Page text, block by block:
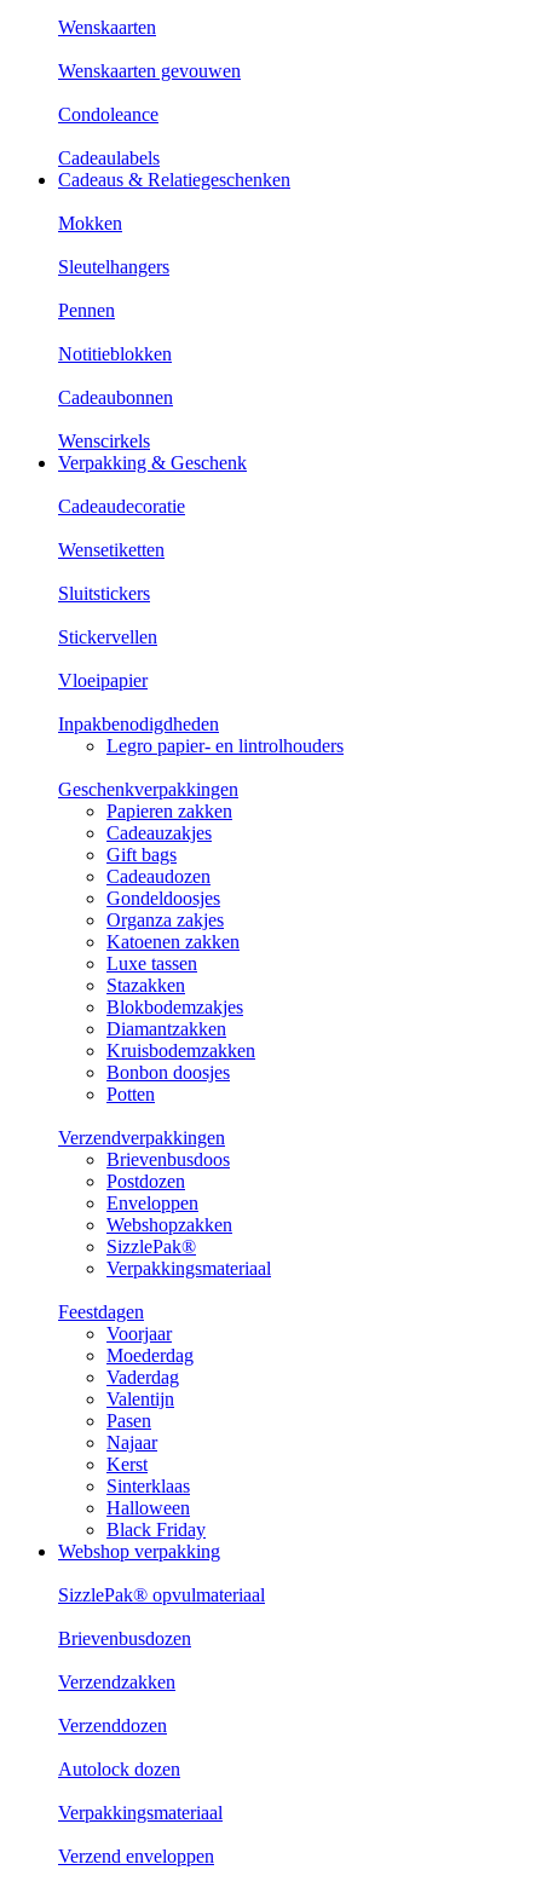
Wenskaarten
Wenskaarten gevouwen
Condoleance
Cadeaulabels
Cadeaus & Relatiegeschenken
Mokken
Sleutelhangers
Pennen
Notitieblokken
Cadeaubonnen
Wenscirkels
Verpakking & Geschenk
Cadeaudecoratie
Wensetiketten
Sluitstickers
Stickervellen
Vloeipapier
Inpakbenodigdheden
Legro papier- en lintrolhouders
Geschenkverpakkingen
Papieren zakken
Cadeauzakjes
Gift bags
Cadeaudozen
Gondeldoosjes
Organza zakjes
Katoenen zakken
Luxe tassen
Stazakken
Blokbodemzakjes
Diamantzakken
Kruisbodemzakken
Bonbon doosjes
Potten
Verzendverpakkingen
Brievenbusdoos
Postdozen
Enveloppen
Webshopzakken
SizzlePak®
Verpakkingsmateriaal
Feestdagen
Voorjaar
Moederdag
Vaderdag
Valentijn
Pasen
Najaar
Kerst
Sinterklaas
Halloween
Black Friday
Webshop verpakking
SizzlePak® opvulmateriaal
Brievenbusdozen
Verzendzakken
Verzenddozen
Autolock dozen
Verpakkingsmateriaal
Verzend enveloppen